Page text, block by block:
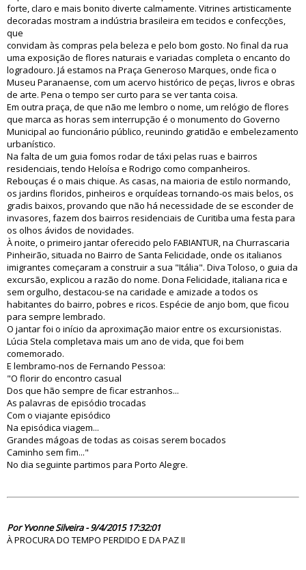
forte, claro e mais bonito diverte calmamente. Vitrines artisticamente
decoradas mostram a indústria brasileira em tecidos e confecções,
que
convidam às compras pela beleza e pelo bom gosto. No final da rua
uma exposição de flores naturais e variadas completa o encanto do
logradouro. Já estamos na Praça Generoso Marques, onde fica o
Museu Paranaense, com um acervo histórico de peças, livros e obras
de arte. Pena o tempo ser curto para se ver tanta coisa.
Em outra praça, de que não me lembro o nome, um relógio de flores
que marca as horas sem interrupção é o monumento do Governo
Municipal ao funcionário público, reunindo gratidão e embelezamento
urbanístico.
Na falta de um guia fomos rodar de táxi pelas ruas e bairros
residenciais, tendo Heloísa e Rodrigo como companheiros.
Rebouças é o mais chique. As casas, na maioria de estilo normando,
os jardins floridos, pinheiros e orquídeas tornando-os mais belos, os
gradis baixos, provando que não há necessidade de se esconder de
invasores, fazem dos bairros residenciais de Curitiba uma festa para
os olhos ávidos de novidades.
À noite, o primeiro jantar oferecido pelo FABIANTUR, na Churrascaria
Pinheirão, situada no Bairro de Santa Felicidade, onde os italianos
imigrantes começaram a construir a sua "Itália". Diva Toloso, o guia da
excursão, explicou a razão do nome. Dona Felicidade, italiana rica e
sem orgulho, destacou-se na caridade e amizade a todos os
habitantes do bairro, pobres e ricos. Espécie de anjo bom, que ficou
para sempre lembrado.
O jantar foi o início da aproximação maior entre os excursionistas.
Lúcia Stela completava mais um ano de vida, que foi bem
comemorado.
E lembramo-nos de Fernando Pessoa:
"O florir do encontro casual
Dos que hão sempre de ficar estranhos...
As palavras de episódio trocadas
Com o viajante episódico
Na episódica viagem...
Grandes mágoas de todas as coisas serem bocados
Caminho sem fim..."
No dia seguinte partimos para Porto Alegre.
Por Yvonne Silveira - 9/4/2015 17:32:01
À PROCURA DO TEMPO PERDIDO E DA PAZ II